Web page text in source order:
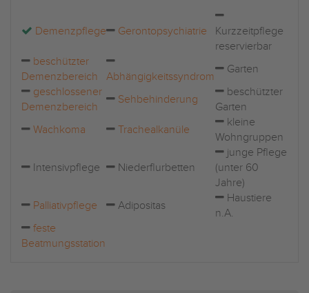
Demenzpflege Gerontopsychiatrie
Kurzzeitpflege
reservierbar
beschützter
Demenzbereich
Abhängigkeitssyndrom
Garten
geschlossener
Demenzbereich
Sehbehinderung
beschützter
Garten
Wachkoma
Trachealkanüle
kleine
Wohngruppen
Intensivpflege Niederflurbetten
junge Pflege
(unter 60
Jahre)
Palliativpflege
Adipositas
Haustiere
n.A.
feste
Beatmungsstation